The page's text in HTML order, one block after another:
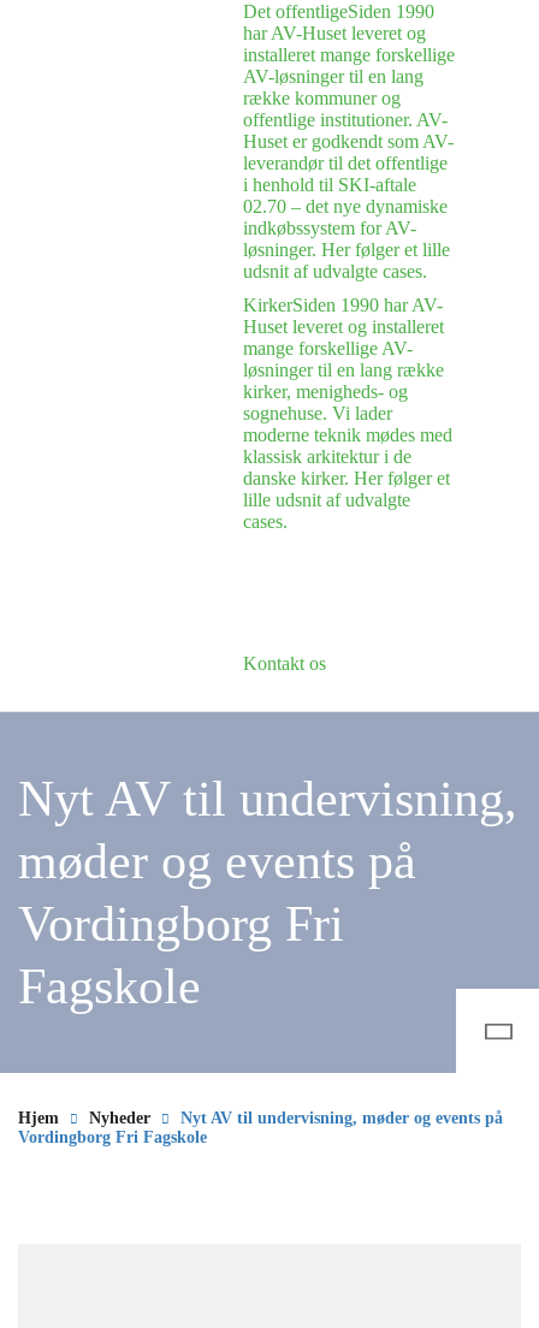
Det offentligeSiden 1990
har AV-Huset leveret og
installeret mange forskellige
AV-løsninger til en lang
række kommuner og
offentlige institutioner. AV-
Huset er godkendt som AV-
leverandør til det offentlige
i henhold til SKI-aftale
02.70 – det nye dynamiske
indkøbssystem for AV-
løsninger. Her følger et lille
udsnit af udvalgte cases.
KirkerSiden 1990 har AV-
Huset leveret og installeret
mange forskellige AV-
løsninger til en lang række
kirker, menigheds- og
sognehuse. Vi lader
moderne teknik mødes med
klassisk arkitektur i de
danske kirker. Her følger et
lille udsnit af udvalgte
cases.
Kontakt os
Nyt AV til undervisning,
møder og events på
Vordingborg Fri
Fagskole
Hjem Nyheder
Nyt AV til undervisning, møder og events på
Vordingborg Fri Fagskole